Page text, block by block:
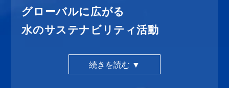
グローバルに広がる
水のサステナビリティ活動
続きを読む ▼